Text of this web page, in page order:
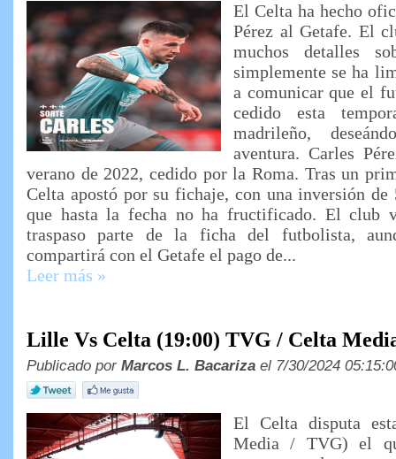
El Celta ha hecho
Pérez al Getafe. El
muchos detalles
simplemente se ha
a comunicar que el
cedido esta
madrileño,
aventura. Carles
verano de 2022, cedido por la Roma. Tras un
Celta apostó por su fichaje, con una inversión de
que hasta la fecha no ha fructificado. El club
traspaso parte de la ficha del futbolista,
compartirá con el Getafe el pago de...
Leer más »
Lille Vs Celta (19:00) TVG / Celta
Publicado por Marcos L. Bacariza el 7/30/2024
El Celta disputa
Media / TVG) el